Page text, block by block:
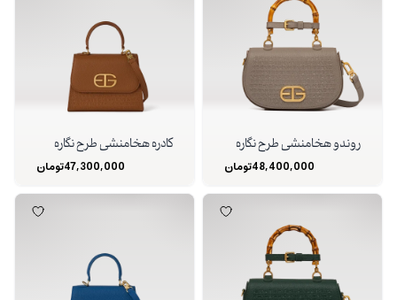
روندو هخامنشی طرح نگاره
48,400,000تومان
کادره هخامنشی طرح نگاره
47,300,000تومان